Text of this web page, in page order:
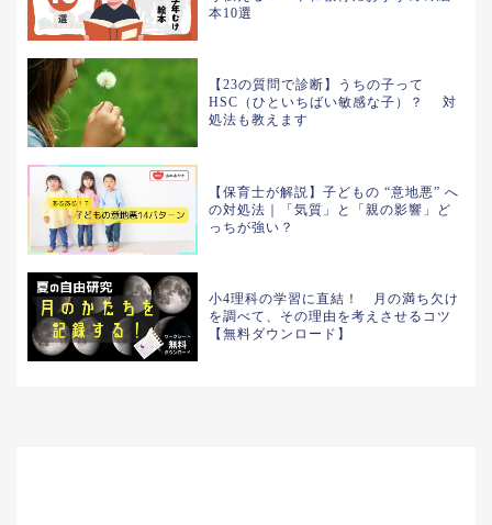
本10選
【23の質問で診断】うちの子って
HSC（ひといちばい敏感な子）？ 対
処法も教えます
【保育士が解説】子どもの “意地悪” へ
の対処法｜「気質」と「親の影響」ど
っちが強い？
小4理科の学習に直結！ 月の満ち欠け
を調べて、その理由を考えさせるコツ
【無料ダウンロード】